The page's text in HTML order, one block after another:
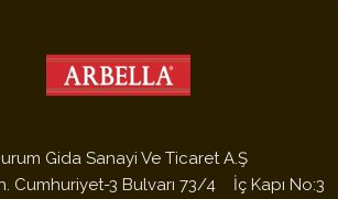
Gida Sanayi Ve Ticaret A.Ş
Cumhuriyet-3 Bulvarı 73/4 İç Kapı No:3